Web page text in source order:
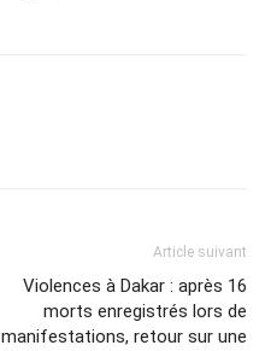
Article suivant
Violences à Dakar : après 16
morts enregistrés lors de
manifestations, retour sur une